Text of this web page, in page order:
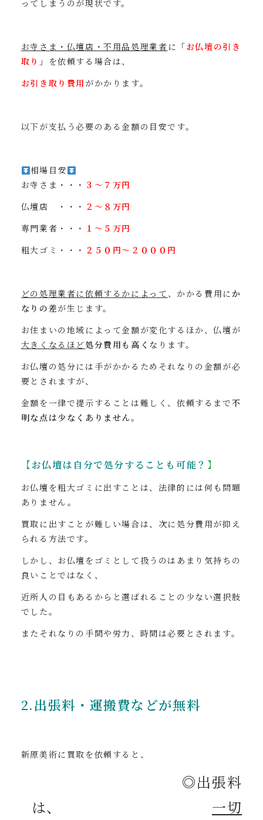
ってしまうのが現状です。
お寺さま・仏壇店・不用品処理業者 に「お仏壇の引き
取り 」を依頼する場合は、
お引き取り費用 がかかります。
以下が支払う必要のある金額の目安です。
相場目安
お寺さま・・・ ３〜７万円
仏壇店 ・・・ ２〜８万円
専門業者・・・ １〜５万円
粗大ゴミ・・・ ２５０円〜２０００円
どの処理業者に依頼するかによって、かかる費用に か
なりの差が生じます。
お住まいの地域によって金額が変化するほか、仏壇が
大きくなるほど処分費用も高く なります。
お仏壇の処分には手がかかるためそれなりの金額が必
要とされますが、
金額を一律で提示することは難しく、依頼するまで不
明な点は少なくありません。
【お仏壇は 自分で処分することも可能？ 】
お仏壇を粗大ゴミに出すことは、法律的には何も問題
ありません。
買取に出すことが難しい場合は、次に処分費用が抑え
られる方法です。
しかし、お仏壇をゴミとして扱うのはあまり気持ちの
良いことではなく、
近所人の目もあるからと選ばれることの少ない選択肢
でした。
またそれなりの手間や労力、時間は必要とされます。
2.出張料・運搬費などが無料
新原美術に買取を依頼すると、
◎出張料
は、 一切